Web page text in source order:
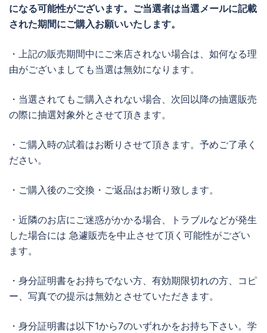
になる可能性がございます。ご当選者は当選メールに記載
された期間にご購入お願いいたします。
・上記の販売期間中にご来店されない場合は、如何なる理
由がございましても当選は無効になります。
・当選されてもご購入されない場合、次回以降の抽選販売
の際に抽選対象外とさせて頂きます。
・ご購入時の試着はお断りさせて頂きます。予めご了承く
ださい。
・ご購入後のご交換・ご返品はお断り致します。
・近隣のお店にご迷惑がかかる場合、トラブルなどが発生
した場合には 急遽販売を中止させて頂く可能性がござい
ます。
・身分証明書をお持ちでない方、有効期限切れの方、コピ
ー、写真での提示は無効とさせていただきます。
・身分証明書は以下1から7のいずれかをお持ち下さい。学